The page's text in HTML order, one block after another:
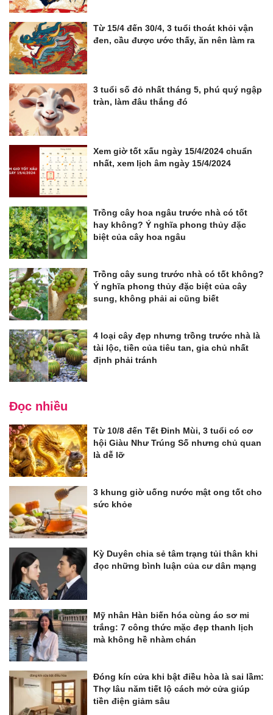
Từ 15/4 đến 30/4, 3 tuổi thoát khỏi vận
đen, cầu được ước thấy, ăn nên làm ra
3 tuổi số đỏ nhất tháng 5, phú quý ngập
tràn, làm đâu thắng đó
Xem giờ tốt xấu ngày 15/4/2024 chuẩn
nhất, xem lịch âm ngày 15/4/2024
Trồng cây hoa ngâu trước nhà có tốt
hay không? Ý nghĩa phong thủy đặc
biệt của cây hoa ngâu
Trồng cây sung trước nhà có tốt không?
Ý nghĩa phong thủy đặc biệt của cây
sung, không phải ai cũng biết
4 loại cây đẹp nhưng trồng trước nhà là
tài lộc, tiền của tiêu tan, gia chủ nhất
định phải tránh
Đọc nhiều
Từ 10/8 đến Tết Đinh Mùi, 3 tuổi có cơ
hội Giàu Như Trúng Số nhưng chủ quan
là dễ lỡ
3 khung giờ uống nước mật ong tốt cho
sức khỏe
Kỳ Duyên chia sẻ tâm trạng tủi thân khi
đọc những bình luận của cư dân mạng
Mỹ nhân Hàn biến hóa cùng áo sơ mi
trắng: 7 công thức mặc đẹp thanh lịch
mà không hề nhàm chán
Đóng kín cửa khi bật điều hòa là sai lầm:
Thợ lâu năm tiết lộ cách mở cửa giúp
tiền điện giảm sâu